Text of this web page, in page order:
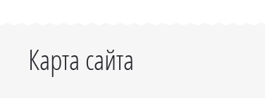
Карта сайта